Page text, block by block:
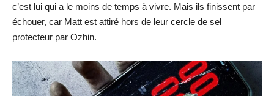
c’est lui qui a le moins de temps à vivre. Mais ils finissent par
échouer, car Matt est attiré hors de leur cercle de sel
protecteur par Ozhin.